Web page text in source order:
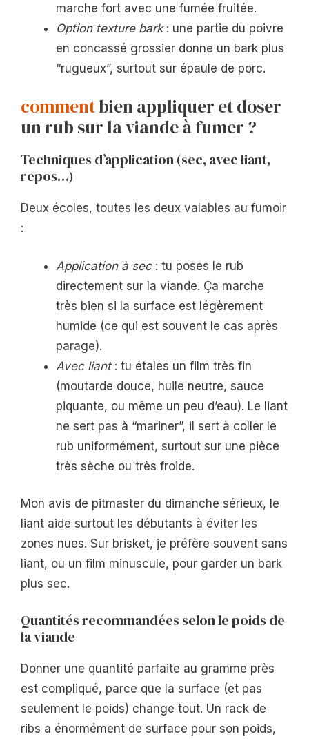
marche fort avec une fumée fruitée.
Option texture bark: une partie du poivre
en concassé grossier donne un bark plus
“rugueux”, surtout sur épaule de porc.
commentbien appliquer et doser
un rub sur la viande à fumer ?
Techniques d’application (sec, avec liant,
repos…)
Deux écoles, toutes les deux valables au fumoir
:
Application à sec: tu poses le rub
directement sur la viande. Ça marche
très bien si la surface est légèrement
humide (ce qui est souvent le cas après
parage).
Avec liant: tu étales un film très fin
(moutarde douce, huile neutre, sauce
piquante, ou même un peu d’eau). Le liant
ne sert pas à “mariner”, il sert à coller le
rub uniformément, surtout sur une pièce
très sèche ou très froide.
Mon avis de pitmaster du dimanche sérieux, le
liant aide surtout les débutants à éviter les
zones nues. Sur brisket, je préfère souvent sans
liant, ou un film minuscule, pour garder un bark
plus sec.
Quantités recommandées selon le poids de
la viande
Donner une quantité parfaite au gramme près
est compliqué, parce que la surface (et pas
seulement le poids) change tout. Un rack de
ribs a énormément de surface pour son poids,